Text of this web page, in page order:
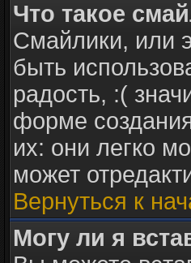
Что такое
Смайлики, или
быть
радость, :(
форме
их: они легко
может
Вернуться к
Могу ли я